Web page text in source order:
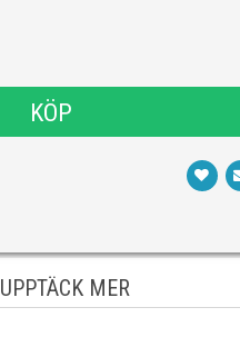
KÖP
UPPTÄCK MER